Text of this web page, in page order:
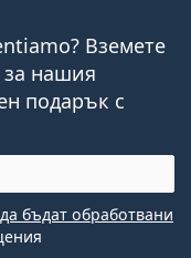
Вземете
за нашия
подарък с
да бъдат обработвани